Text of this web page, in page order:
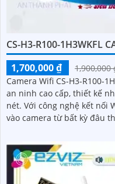
CS-H3-R100-1H3WKFL
1,700,000 ₫
1,900,000
Camera Wifi CS-H3-R100-
an ninh cao cấp, thiết kế
nét. Với công nghệ kết nối Wifi, bạn có thể dễ dàng truy cập
vào camera từ bất kỳ đâu